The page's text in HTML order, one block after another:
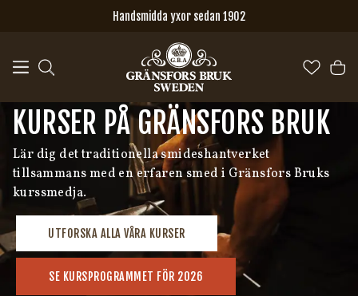
Handsmidda yxor sedan 1902
KURSER PÅ GRÄNSFORS BRUK
Lär dig det traditionella smideshantverket
tillsammans med en erfaren smed i Gränsfors Bruks
kurssmedja.
UTFORSKA ALLA VÅRA KURSER
SE KURSPROGRAMMET FÖR 2026